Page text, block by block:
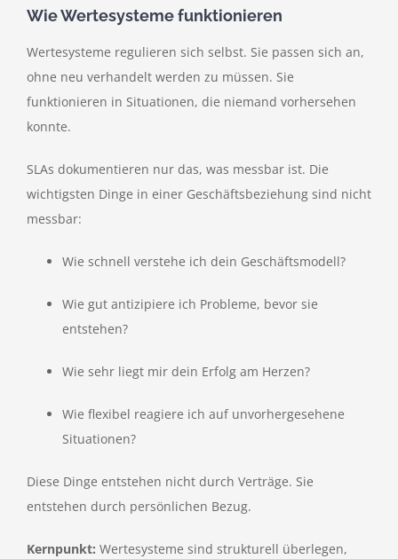
Wie Wertesysteme funktionieren
Wertesysteme regulieren sich selbst. Sie passen sich an,
ohne neu verhandelt werden zu müssen. Sie
funktionieren in Situationen, die niemand vorhersehen
konnte.
SLAs dokumentieren nur das, was messbar ist. Die
wichtigsten Dinge in einer Geschäftsbeziehung sind nicht
messbar:
Wie schnell verstehe ich dein Geschäftsmodell?
Wie gut antizipiere ich Probleme, bevor sie
entstehen?
Wie sehr liegt mir dein Erfolg am Herzen?
Wie flexibel reagiere ich auf unvorhergesehene
Situationen?
Diese Dinge entstehen nicht durch Verträge. Sie
entstehen durch persönlichen Bezug.
Kernpunkt: Wertesysteme sind strukturell überlegen,